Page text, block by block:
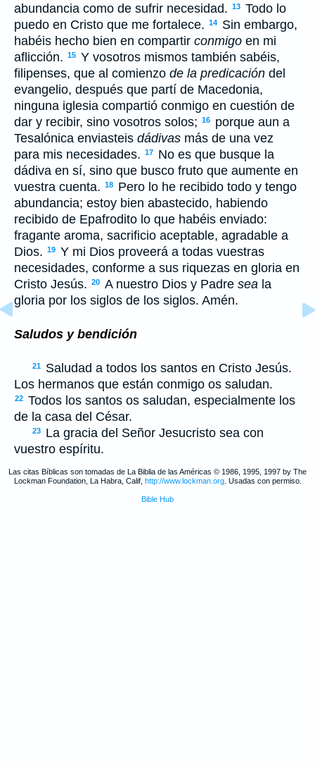
abundancia como de sufrir necesidad. 13 Todo lo
puedo en Cristo que me fortalece. 14
Sin embargo,
habéis hecho bien en compartir conmigo en mi
aflicción. 15 Y vosotros mismos también sabéis,
filipenses, que al comienzo de la predicación del
evangelio, después que partí de Macedonia,
ninguna iglesia compartió conmigo en cuestión de
dar y recibir, sino vosotros solos; 16
porque aun a
Tesalónica enviasteis dádivas más de una vez
para mis necesidades. 17
No es que busque la
dádiva en sí, sino que busco fruto que aumente en
vuestra cuenta. 18
Pero lo he recibido todo y tengo
abundancia; estoy bien abastecido, habiendo
recibido de Epafrodito lo que habéis enviado:
fragante aroma, sacrificio aceptable, agradable a
Dios. 19 Y mi Dios proveerá a todas vuestras
necesidades, conforme a sus riquezas en gloria en
Cristo Jesús. 20 A nuestro Dios y Padre sea la
gloria por los siglos de los siglos. Amén.
Saludos y bendición
21
Saludad a todos los santos en Cristo Jesús.
Los hermanos que están conmigo os saludan.
22 Todos los santos os saludan, especialmente los
de la casa del César.
23
La gracia del Señor Jesucristo sea con
vuestro espíritu.
Las citas Bíblicas son tomadas de La Biblia de las Américas © 1986, 1995, 1997 by The
Lockman Foundation, La Habra, Calif, http://www.lockman.org. Usadas con permiso.
Bible Hub